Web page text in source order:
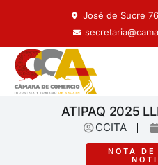
José de Sucre
ATIPAQ 2025
CCITA
NOTA DE